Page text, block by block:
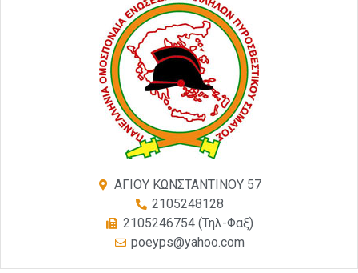
ΑΓΙΟΥ ΚΩΝΣΤΑΝΤΙΝΟΥ 57
2105248128
2105246754 (Τηλ-Φαξ)
poeyps@yahoo.com